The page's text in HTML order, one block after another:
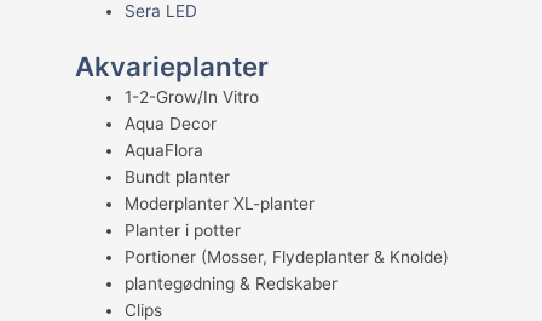
Sera LED
Akvarieplanter
1-2-Grow/In Vitro
Aqua Decor
AquaFlora
Bundt planter
Moderplanter XL-planter
Planter i potter
Portioner (Mosser, Flydeplanter & Knolde)
plantegødning & Redskaber
Clips